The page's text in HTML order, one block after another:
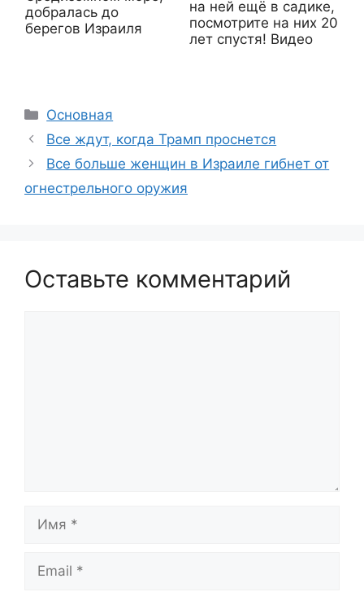
добралась до
берегов Израиля
на ней ещё в садике,
посмотрите на них 20
лет спустя! Видео
Рубрики
Основная
Все ждут, когда Трамп проснется
Все больше женщин в Израиле гибнет от
огнестрельного оружия
Оставьте комментарий